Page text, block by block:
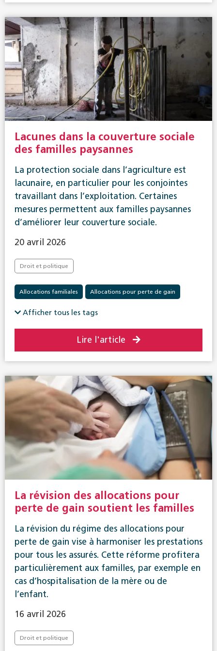
Lacunes dans la couverture sociale
des familles paysannes
La protection sociale dans l’agriculture est
lacunaire, en particulier pour les conjointes
travaillant dans l’exploitation. Certaines
mesures permettent aux familles paysannes
d’améliorer leur couverture sociale.
20 avril 2026
Droit et politique
Allocations familiales Allocations pour perte de gain
Assurance-accidents
Politique sociale en général Prévoyance professionnelle
Afficher tous les tags
Lire l'article
La révision des allocations pour
perte de gain soutient les familles
La révision du régime des allocations pour
perte de gain vise à harmoniser les prestations
pour tous les assurés. Cette réforme profitera
particulièrement aux familles, par exemple en
cas d’hospitalisation de la mère ou de
l’enfant.
16 avril 2026
Droit et politique